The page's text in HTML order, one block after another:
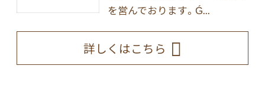
を営んでおります。Ǵ...
詳しくはこちら